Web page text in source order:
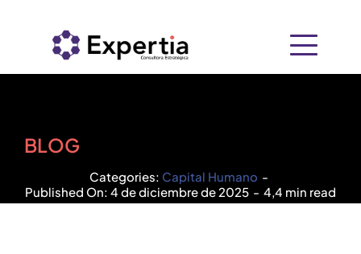
contenido
Nosotros
Soluciones
BLOG
Categories: Capital Humano -
Published On: 4 de diciembre de 2025 - 4,4 min read